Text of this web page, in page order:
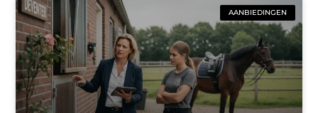
AANBIEDINGEN